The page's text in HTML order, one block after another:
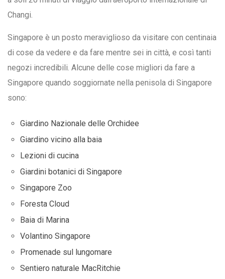
Changi.
Singapore è un posto meraviglioso da visitare con centinaia
di cose da vedere e da fare mentre sei in città, e così tanti
negozi incredibili. Alcune delle cose migliori da fare a
Singapore quando soggiornate nella penisola di Singapore
sono:
Giardino Nazionale delle Orchidee
Giardino vicino alla baia
Lezioni di cucina
Giardini botanici di Singapore
Singapore Zoo
Foresta Cloud
Baia di Marina
Volantino Singapore
Promenade sul lungomare
Sentiero naturale MacRitchie